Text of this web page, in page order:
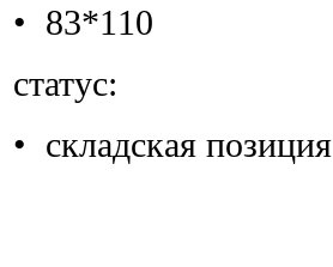
• 83*110
статус:
• складская позиция